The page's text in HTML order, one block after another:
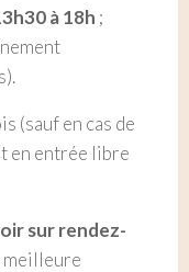
à 18h ;
(sauf en cas de
en entrée libre
sur rendez-
meilleure